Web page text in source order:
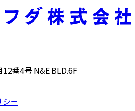
番4号 N&E BLD.6F
シー